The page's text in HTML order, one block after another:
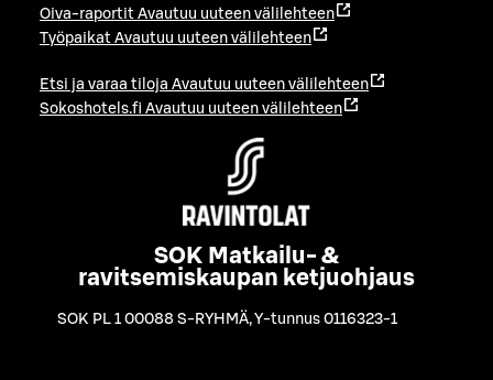
Oiva-raportit Avautuu uuteen välilehteen
Työpaikat Avautuu uuteen välilehteen
Etsi ja varaa tiloja Avautuu uuteen välilehteen
Sokoshotels.fi Avautuu uuteen välilehteen
SOK Matkailu- &
ravitsemiskaupan ketjuohjaus
SOK PL 1 00088 S-RYHMÄ,Y-tunnus 0116323-1